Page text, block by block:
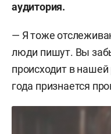
аудитория.
— Я тоже
люди пишут. Вы
происходит в
года признается